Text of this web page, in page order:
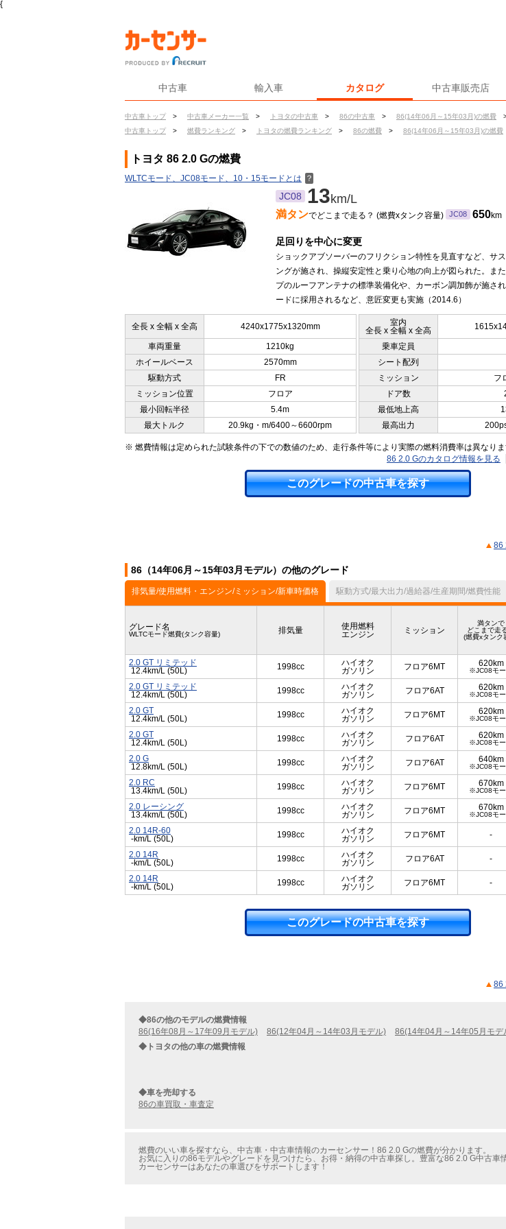
{
中古車 輸入車 カタログ 中古車販売店
中古車トップ > 中古車メーカー一覧 > トヨタの中古車 > 86の中古車 > 86(14年06月～15年03月)の燃費
中古車トップ
> 燃費ランキング > トヨタの燃費ランキング > 86の燃費 > 86(14年06月～15年03月)の燃費
トヨタ 86 2.0 Gの燃費
WLTCモード、JC08モード、10・15モードとは ？
JC08 13km/L
満タンでどこまで走る？ (燃費xタンク容量) JC08 650km
足回りを中心に変更
ショックアブソーバーのフリクション特性を見直すなど、サ
ングが施され、操縦安定性と乗り心地の向上が図られた。ま
プのルーフアンテナの標準装備化や、カーボン調加飾が施さ
ードに採用されるなど、意匠変更も実施（2014.6）
全長 x 全幅 x 全高 4240x1775x1320mm
室内
全長 x 全幅 x 全高
車両重量 1210kg 乗車定員
ホイールベース
2570mm シート配列
駆動方式
FR ミッション
フ
ミッション位置
フロア ドア数
最小回転半径
5.4m 最低地上高
最大トルク
20.9kg・m/6400～6600rpm 最高出力
※ 燃費情報は定められた試験条件の下での数値のため、走行条件等により実際の燃料消費率は異なりま
86 2.0 Gのカタログ情報を見る
このグレードの中古車を探す
86
86（14年06月～15年03月モデル）の他のグレード
排気量/使用燃料・エンジン/ミッション/新車時価格 駆動方式/最大出力/過給器/生産期間/燃費性能
グレード名
WLTCモード燃費(タンク容量) 排気量
使用燃料
エンジン
ミッション
満タンで
どこまで走
(燃費xタンク
2.0 GT リミテッド
12.4km/L (50L)
1998cc
ハイオク
ガソリン
フロア6MT 620km
※JC08モー
2.0 GT リミテッド
12.4km/L (50L)
1998cc
ハイオク
ガソリン
フロア6AT 620km
※JC08モー
2.0 GT
12.4km/L (50L)
1998cc
ハイオク
ガソリン
フロア6MT 620km
※JC08モー
2.0 GT
12.4km/L (50L)
1998cc
ハイオク
ガソリン
フロア6AT 620km
※JC08モー
2.0 G
12.8km/L (50L)
1998cc
ハイオク
ガソリン
フロア6AT 640km
※JC08モー
2.0 RC
13.4km/L (50L)
1998cc
ハイオク
ガソリン
フロア6MT 670km
※JC08モー
2.0 レーシング
13.4km/L (50L)
1998cc
ハイオク
ガソリン
フロア6MT 670km
※JC08モー
2.0 14R-60
-km/L (50L)
1998cc
ハイオク
ガソリン
フロア6MT -
2.0 14R
-km/L (50L)
1998cc
ハイオク
ガソリン
フロア6AT -
2.0 14R
-km/L (50L)
1998cc
ハイオク
ガソリン
フロア6MT -
このグレードの中古車を探す
86
◆86の他のモデルの燃費情報
86(16年08月～17年09月モデル)
86(12年04月～14年03月モデル) 86(14年04月～14年05月モデ
◆トヨタの他の車の燃費情報
◆車を売却する
86の車買取・車査定
燃費のいい車を探すなら、中古車・中古車情報のカーセンサー！86 2.0 Gの燃費が分かります。
お気に入りの86モデルやグレードを見つけたら、お得・納得の中古車探し。豊富な86 2.0 G中古車
カーセンサーはあなたの車選びをサポートします！